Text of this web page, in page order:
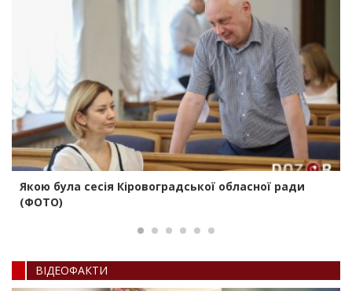
Якою була сесія Кіровоградської обласної ради
(ФОТО)
ВIДЕОФАКТИ